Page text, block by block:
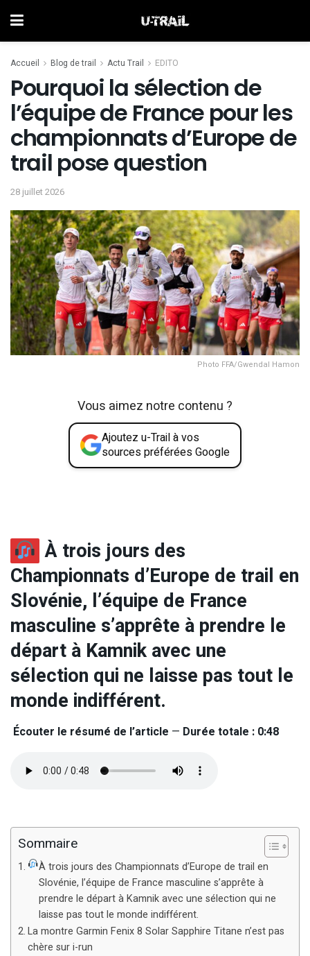
Accueil Blog de trail Actu Trail EDITO
Pourquoi la sélection de
l’équipe de France pour les
championnats d’Europe de
trail pose question
28 juillet 2026
Photo FFA/Gwendal Hamon
Vous aimez notre contenu ?
Ajoutez u-Trail à vos
sources préférées Google
À trois jours des
Championnats d’Europe de trail en
Slovénie, l’équipe de France
masculine s’apprête à prendre le
départ à Kamnik avec une
sélection qui ne laisse pas tout le
monde indifférent.
Écouter le résumé de l’article — Durée totale : 0:48
Sommaire
À trois jours des Championnats d’Europe de trail en
Slovénie, l’équipe de France masculine s’apprête à
prendre le départ à Kamnik avec une sélection qui ne
laisse pas tout le monde indifférent.
La montre Garmin Fenix 8 Solar Sapphire Titane n’est pas
chère sur i-run